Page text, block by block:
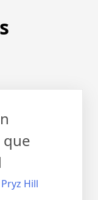
que
Pryz Hill